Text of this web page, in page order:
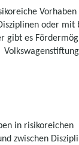
oder mit
gibt es
in risikoreichen
zwischen